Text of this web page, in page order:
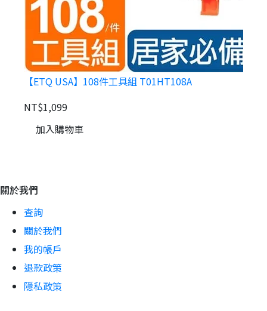
【ETQ USA】108件工具組 T01HT108A
NT$1,099
加入購物車
關於我們
查詢
關於我們
我的帳戶
退款政策
隱私政策